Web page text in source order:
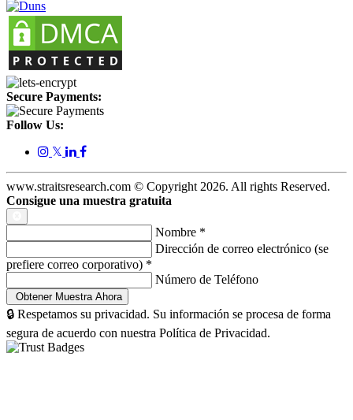
Secure Payments:
Follow Us:
𝕏
www.straitsresearch.com © Copyright 2026. All rights Reserved.
Consigue una muestra gratuita
Nombre *
Dirección de correo electrónico (se
prefiere correo corporativo) *
Número de Teléfono
🔒 Respetamos su privacidad. Su información se procesa de forma
segura de acuerdo con nuestra Política de Privacidad.